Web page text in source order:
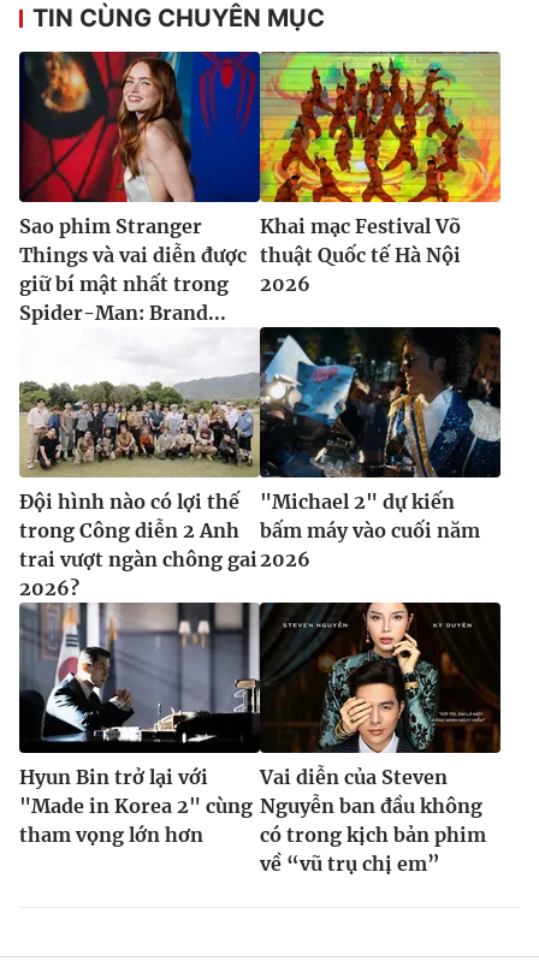
TIN CÙNG CHUYÊN MỤC
Sao phim Stranger
Things và vai diễn được
giữ bí mật nhất trong
Spider-Man: Brand...
Khai mạc Festival Võ
thuật Quốc tế Hà Nội
2026
Đội hình nào có lợi thế
trong Công diễn 2 Anh
trai vượt ngàn chông gai
2026?
"Michael 2" dự kiến
bấm máy vào cuối năm
2026
Hyun Bin trở lại với
"Made in Korea 2" cùng
tham vọng lớn hơn
Vai diễn của Steven
Nguyễn ban đầu không
có trong kịch bản phim
về “vũ trụ chị em”